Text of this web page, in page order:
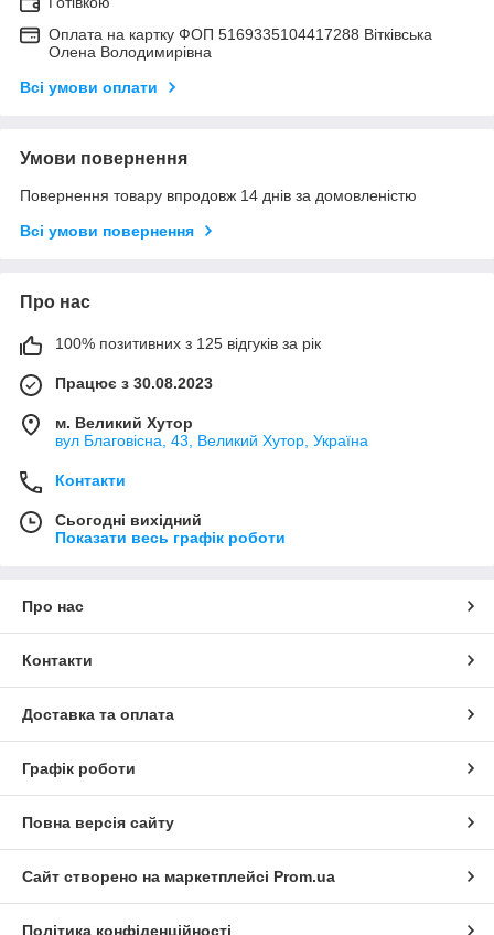
Оплата на картку ФОП 5169335104417288 Вітківська
Олена Володимирівна
Всі умови оплати
Умови повернення
Повернення товару впродовж 14 днів за домовленістю
Всі умови повернення
Про нас
100% позитивних з 125 відгуків за рік
Працює з 30.08.2023
м. Великий Хутор
вул Благовісна, 43, Великий Хутор, Україна
Контакти
Сьогодні вихідний
Показати весь графік роботи
Про нас
Контакти
Доставка та оплата
Графік роботи
Повна версія сайту
Сайт створено на маркетплейсі Prom.ua
Політика конфіденційності